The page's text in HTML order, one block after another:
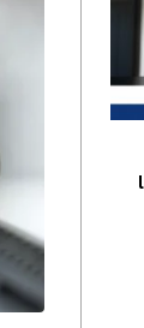
แดง-
พรรค
นทาง
”